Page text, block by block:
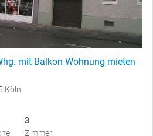
mit Balkon Wohnung mieten
Köln
3
Zimmer